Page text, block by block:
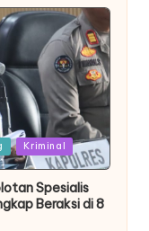
Kriminal
Spesialis
Beraksi di 8